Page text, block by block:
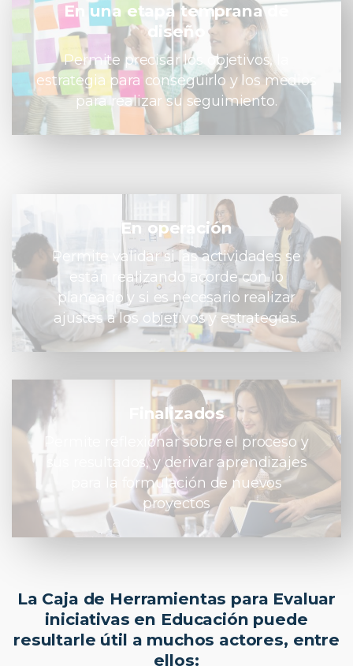
En una etapa temprana de
diseño
Permite precisar los objetivos, la
estrategia para conseguirlo y los medios
para realizar su seguimiento.
En operación
Permite validar si las actividades se
están realizando acorde con lo
planeado y si es necesario realizar
ajustes a los objetivos y estrategias.
Finalizados
Permite reflexionar sobre el proceso y
sus resultados, y derivar aprendizajes
para la formulación de nuevos
proyectos
La Caja de Herramientas para Evaluar
iniciativas en Educación puede
resultarle útil a muchos actores, entre
ellos: